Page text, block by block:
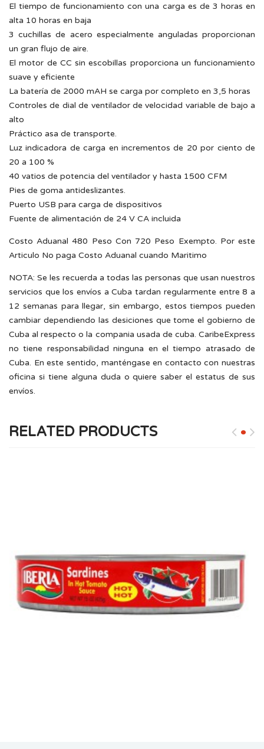
El tiempo de funcionamiento con una carga es de 3 horas en
alta 10 horas en baja
3 cuchillas de acero especialmente anguladas proporcionan
un gran flujo de aire.
El motor de CC sin escobillas proporciona un funcionamiento
suave y eficiente
La batería de 2000 mAH se carga por completo en 3,5 horas
Controles de dial de ventilador de velocidad variable de bajo a
alto
Práctico asa de transporte.
Luz indicadora de carga en incrementos de 20 por ciento de
20 a 100 %
40 vatios de potencia del ventilador y hasta 1500 CFM
Pies de goma antideslizantes.
Puerto USB para carga de dispositivos
Fuente de alimentación de 24 V CA incluida
Costo Aduanal 480 Peso Con 720 Peso Exempto. Por este
Articulo No paga Costo Aduanal cuando Maritimo
NOTA: Se les recuerda a todas las personas que usan nuestros
servicios que los envíos a Cuba tardan regularmente entre 8 a
12 semanas para llegar, sin embargo, estos tiempos pueden
cambiar dependiendo las desiciones que tome el gobierno de
Cuba al respecto o la compania usada de cuba. CaribeExpress
no tiene responsabilidad ninguna en el tiempo atrasado de
Cuba. En este sentido, manténgase en contacto con nuestras
oficina si tiene alguna duda o quiere saber el estatus de sus
envíos.
RELATED PRODUCTS